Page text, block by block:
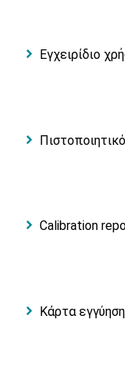
Εγχειρίδιο
Calibration
Κάρτα